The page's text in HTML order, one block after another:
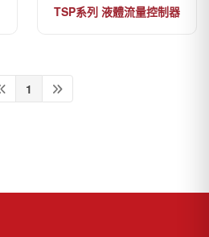
TSP系列 液體流量控制器
1